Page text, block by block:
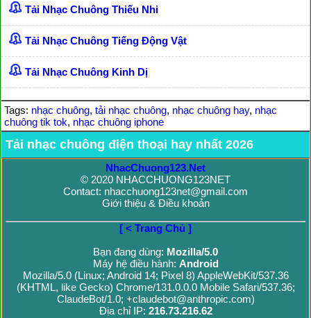
Tải Nhạc Chuông Thiếu Nhi
Tải Nhạc Chuông Tiếng Động Vật
Tải Nhạc Chuông Kinh Dị
Tags: nhạc chuông, tải nhạc chuông, nhạc chuông hay, nhạc
chuông tik tok, nhạc chuông iphone
Tải nhạc chuông điện thoại hay nhất 2026
NhacChuong123.Net
© 2020 NHACCHUONG123NET
Contact: nhacchuong123net@gmail.com
Giới thiệu & Điều khoản
[ < Trang Chủ ]
Bạn đang dùng: Mozilla/5.0
Máy hệ điều hành: Android
Mozilla/5.0 (Linux; Android 14; Pixel 8) AppleWebKit/537.36
(KHTML, like Gecko) Chrome/131.0.0.0 Mobile Safari/537.36;
ClaudeBot/1.0; +claudebot@anthropic.com)
Địa chỉ IP: 216.73.216.62